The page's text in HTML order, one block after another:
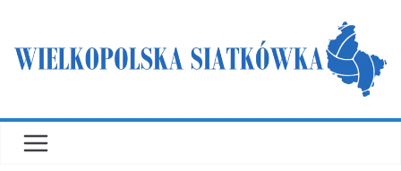
treści